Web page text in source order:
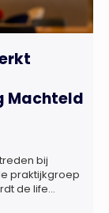
Machteld
bij
praktijkgroep
de life